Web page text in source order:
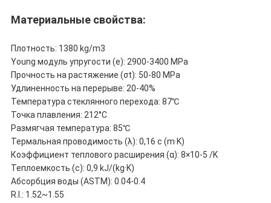
Материальные свойства:
Плотность: 1380 kg/m3
Young модуль упругости (e): 2900-3400 MPa
Прочность на растяжение (σt): 50-80 MPa
Удлиненность на перерыве: 20-40%
Температура стеклянного перехода: 87℃
Точка плавления: 212°C
Размягчая температура: 85℃
Термальная проводимость (λ): 0,16 с (m·K)
Коэффициент теплового расширения (α): 8×10-5 /K
Теплоемкость (c): 0,9 kJ/(kg·K)
Абсорбция воды (ASTM): 0.04-0.4
R.I.: 1.52~1.55